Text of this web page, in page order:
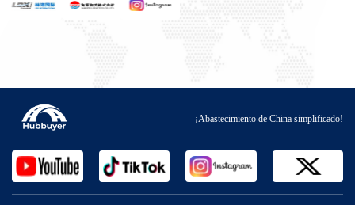
¡Abastecimiento de China simplificado!